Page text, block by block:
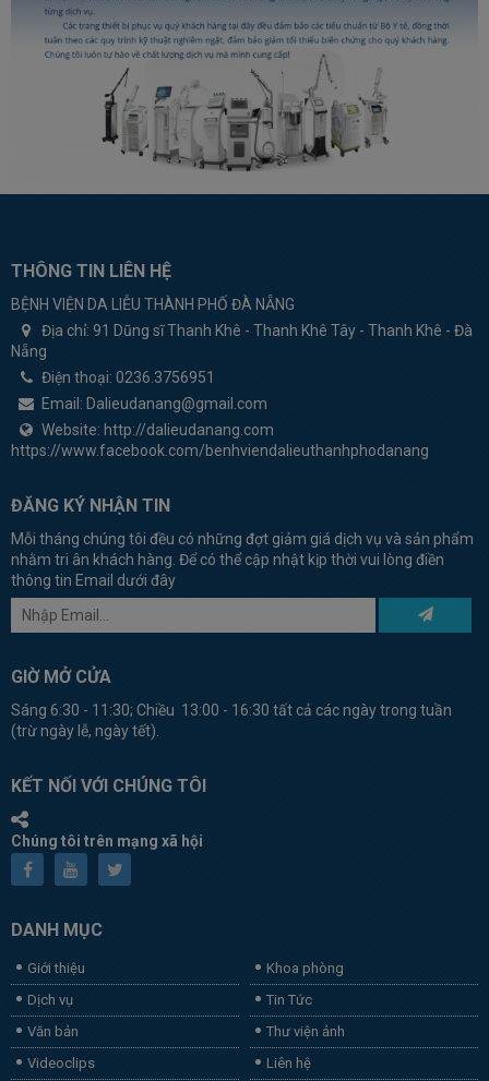
THÔNG TIN LIÊN HỆ
BỆNH VIỆN DA LIỄU THÀNH PHỐ ĐÀ NẴNG
Địa chỉ: 91 Dũng sĩ Thanh Khê - Thanh Khê Tây - Thanh Khê - Đà
Nẵng
Điện thoại: 0236.3756951
Email: Dalieudanang@gmail.com
Website: http://dalieudanang.com
https://www.facebook.com/benhviendalieuthanhphodanang
ĐĂNG KÝ NHẬN TIN
Mỗi tháng chúng tôi đều có những đợt giảm giá dịch vụ và sản phẩm
nhằm tri ân khách hàng. Để có thể cập nhật kịp thời vui lòng điền
thông tin Email dưới đây
GIỜ MỞ CỬA
Sáng 6:30 - 11:30; Chiều 13:00 - 16:30 tất cả các ngày trong tuần
(trừ ngày lễ, ngày tết).
KẾT NỐI VỚI CHÚNG TÔI
Chúng tôi trên mạng xã hội
DANH MỤC
Giới thiệu
Khoa phòng
Dịch vụ
Tin Tức
Văn bản
Thư viện ảnh
Videoclips
Liên hệ